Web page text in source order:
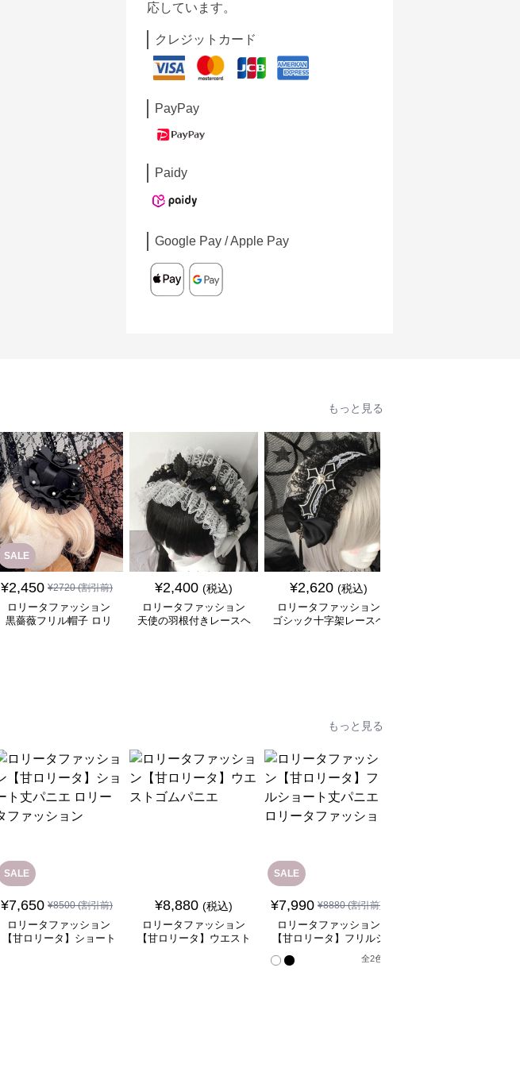
応しています。
クレジットカード
PayPay
Paidy
Google Pay / Apple Pay
もっと見る
SALE
¥2,450 ¥2720(割引前)
ロリータファッション
黒薔薇フリル帽子 ロリ
¥2,400 (税込)
ロリータファッション
天使の羽根付きレースヘ
¥2,620 (税込)
ロリータファッション
ゴシック十字架レースヘ
もっと見る
SALE
¥7,650 ¥8500(割引前)
ロリータファッション
【甘ロリータ】ショート
¥8,880 (税込)
ロリータファッション
【甘ロリータ】ウエスト
SALE
¥7,990 ¥8880(割引前)
ロリータファッション
【甘ロリータ】フリルシ
ョート丈パニエ ロリー
タファッション
全2色